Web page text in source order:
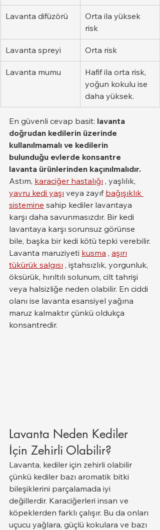
Lavanta difüzörü
Orta ila yüksek
risk
Lavanta spreyi Orta risk
Lavanta mumu
Hafif ila orta risk,
yoğun kokulu ise
daha yüksek.
En güvenli cevap basit: lavanta
doğrudan kedilerin üzerinde
kullanılmamalı ve kedilerin
bulunduğu evlerde konsantre
lavanta ürünlerinden kaçınılmalıdır.
Astım, karaciğer hastalığı , yaşlılık,
yavru kedi yaşı veya zayıf bağışıklık
sistemine sahip kediler lavantaya
karşı daha savunmasızdır. Bir kedi
lavantaya karşı sorunsuz görünse
bile, başka bir kedi kötü tepki verebilir.
Lavanta maruziyeti kusma , aşırı
tükürük salgısı , iştahsızlık, yorgunluk,
öksürük, hırıltılı solunum, cilt tahrişi
veya halsizliğe neden olabilir. En ciddi
olanı ise lavanta esansiyel yağına
maruz kalmaktır çünkü oldukça
konsantredir.
Lavanta Neden Kediler
İçin Zehirli Olabilir?
Lavanta, kediler için zehirli olabilir
çünkü kediler bazı aromatik bitki
bileşiklerini parçalamada iyi
değillerdir. Karaciğerleri insan ve
köpeklerden farklı çalışır. Bu da onları
uçucu yağlara, güçlü kokulara ve bazı